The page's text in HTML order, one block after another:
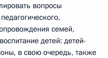
вопросы
семей,
детей: детей-
в свою очередь, также